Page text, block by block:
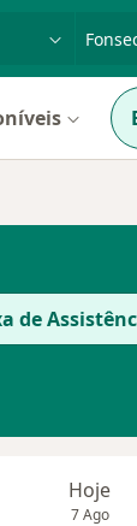
ou nome
de
Hoje
7 Ago